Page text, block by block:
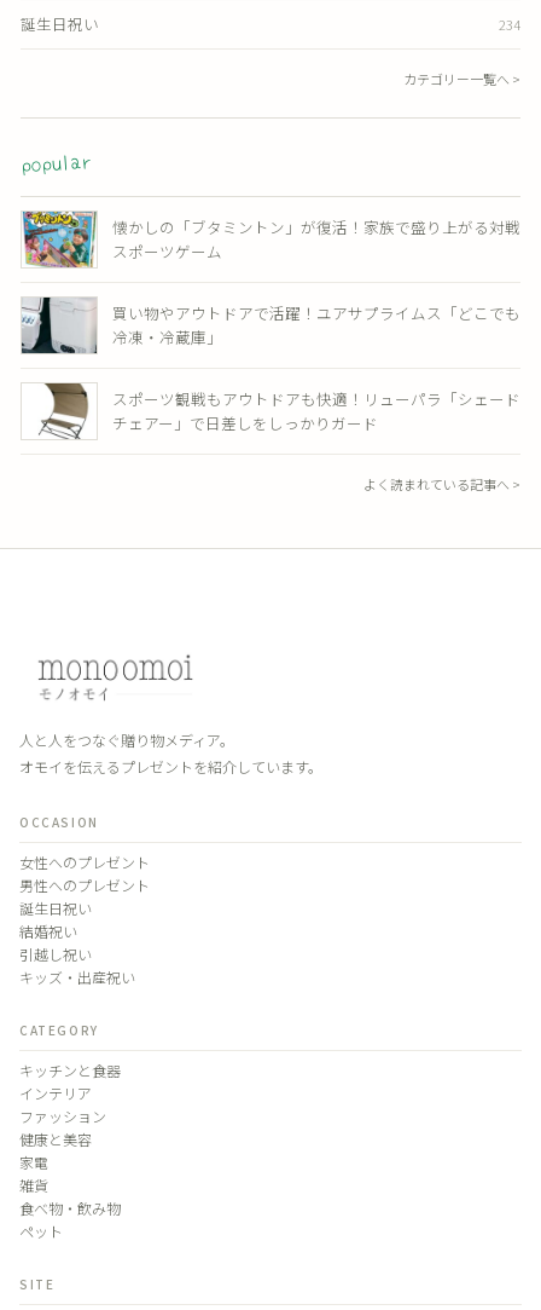
誕生日祝い 234
カテゴリー一覧へ >
popular
懐かしの「ブタミントン」が復活！家族で盛り上がる対戦
スポーツゲーム
買い物やアウトドアで活躍！ユアサプライムス「どこでも
冷凍・冷蔵庫」
スポーツ観戦もアウトドアも快適！リューパラ「シェード
チェアー」で日差しをしっかりガード
よく読まれている記事へ >
人と人をつなぐ贈り物メディア。
オモイを伝えるプレゼントを紹介しています。
OCCASION
女性へのプレゼント
男性へのプレゼント
誕生日祝い
結婚祝い
引越し祝い
キッズ・出産祝い
CATEGORY
キッチンと食器
インテリア
ファッション
健康と美容
家電
雑貨
食べ物・飲み物
ペット
SITE